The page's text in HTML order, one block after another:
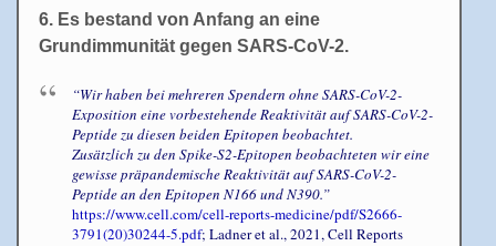
6. Es bestand von Anfang an eine
Grundimmunität gegen SARS-CoV-2.
“Wir haben bei mehreren Spendern ohne SARS-CoV-2-
Exposition eine vorbestehende Reaktivität auf SARS-CoV-2-
Peptide zu diesen beiden Epitopen beobachtet.
Zusätzlich zu den Spike-S2-Epitopen beobachteten wir eine
gewisse präpandemische Reaktivität auf SARS-CoV-2-
Peptide an den Epitopen N166 und N390.”
https://www.cell.com/cell-reports-medicine/pdf/S2666-
3791(20)30244-5.pdf; Ladner et al., 2021, Cell Reports